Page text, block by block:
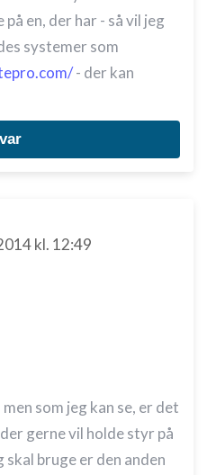
en, der har - så vil jeg
systemer som
- der kan
kl. 12:49
som jeg kan se, er det
gerne vil holde styr på
bruge er den anden